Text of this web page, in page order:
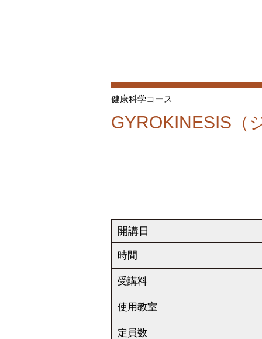
健康科学コース
GYROKINESIS（
開講日
時間
受講料
使用教室
定員数